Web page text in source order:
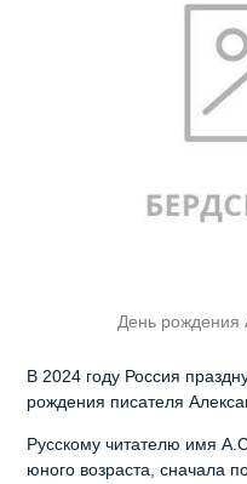
День
В 2024 году Россия
рождения писателя
Русскому читателю имя
юного возраста, сначала